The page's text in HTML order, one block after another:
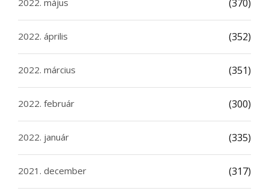
2022. május (370)
2022. április (352)
2022. március (351)
2022. február (300)
2022. január (335)
2021. december (317)